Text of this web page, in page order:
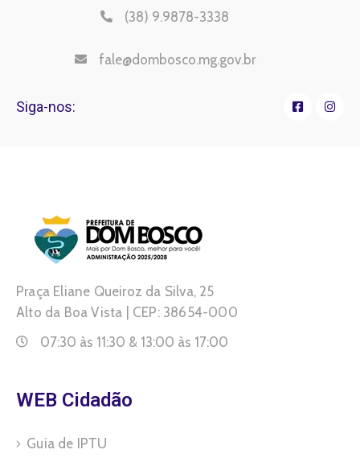
(38) 9.9878-3338
fale@dombosco.mg.gov.br
Siga-nos:
Praça Eliane Queiroz da Silva, 25
Alto da Boa Vista | CEP: 38654-000
07:30 às 11:30 & 13:00 às 17:00
WEB Cidadão
Guia de IPTU